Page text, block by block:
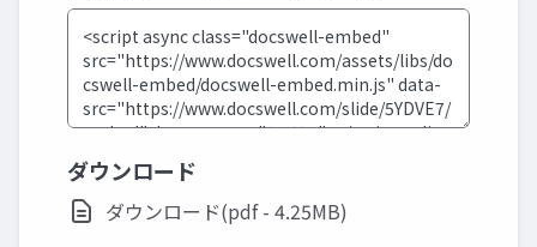
ダウンロード
ダウンロード(pdf - 4.25MB)